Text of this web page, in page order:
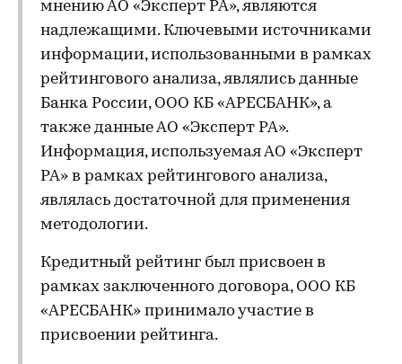
мнению АО «Эксперт РА», являются
надлежащими. Ключевыми источниками
информации, использованными в рамках
рейтингового анализа, являлись данные
Банка России, ООО КБ «АРЕСБАНК», а
также данные АО «Эксперт РА».
Информация, используемая АО «Эксперт
РА» в рамках рейтингового анализа,
являлась достаточной для применения
методологии.
Кредитный рейтинг был присвоен в
рамках заключенного договора, ООО КБ
«АРЕСБАНК» принимало участие в
присвоении рейтинга.